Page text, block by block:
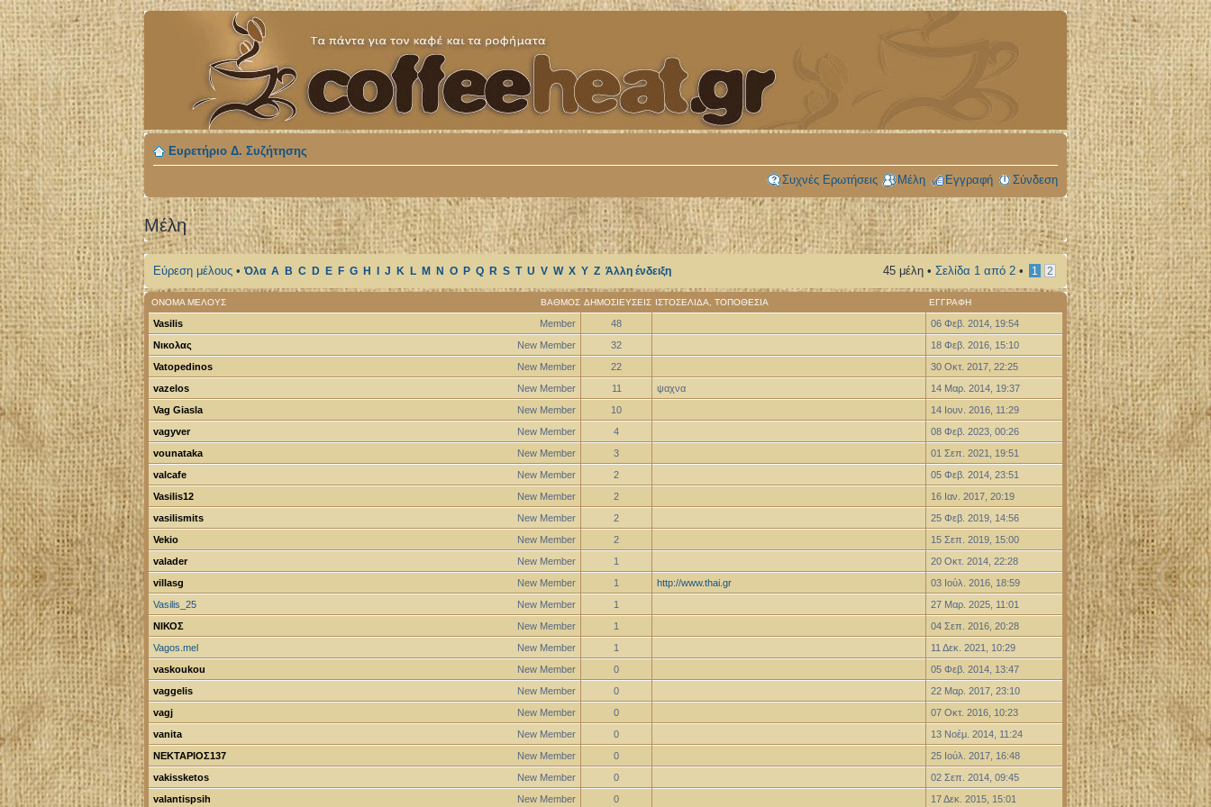
Ευρετήριο Δ. Συζήτησης
Συχνές Ερωτήσεις Μέλη Εγγραφή Σύνδεση
Μέλη
Εύρεση μέλους •Όλα A B C D E F G H J K L M N O P Q R S T U V W X Y Z Άλλη ένδειξη 45 μέλη • Σελίδα 1 από 2 • 1 2
ΒΑΘΜΌΣ
ΌΝΟΜΑ ΜΈΛΟΥΣ ΔΗΜΟΣΙΕΎΣΕΙΣ ΙΣΤΟΣΕΛΊΔΑ ΤΟΠΟΘΕΣΊΑ ΕΓΓΡΑΦΉ
Member
Vasilis 48
06 Φεβ. 2014, 19:54
New Member
Νικολας 32
18 Φεβ. 2016, 15:10
New Member
Vatopedinos 22
30 Οκτ. 2017, 22:25
New Member
vazelos 11 ψαχνα
14 Μαρ. 2014, 19:37
New Member
Vag Giasla 10
14 Ιουν. 2016, 11:29
New Member
vagyver 4
08 Φεβ. 2023, 00:26
New Member
vounataka 3
01 Σεπ. 2021, 19:51
New Member
valcafe 2
05 Φεβ. 2014, 23:51
New Member
Vasilis12 2
16 Ιαν. 2017, 20:19
New Member
vasilismits 2
25 Φεβ. 2019, 14:56
New Member
Vekio 2
15 Σεπ. 2019, 15:00
New Member
valader 1
20 Οκτ. 2014, 22:28
New Member
villasg 1 http://www.thai.gr
03 Ιούλ. 2016, 18:59
New Member
Vasilis_25 1
27 Μαρ. 2025, 11:01
New Member
ΝΙΚΟΣ 1
04 Σεπ. 2016, 20:28
New Member
Vagos.mel 1
11 Δεκ. 2021, 10:29
New Member
vaskoukou 0
05 Φεβ. 2014, 13:47
New Member
vaggelis 0
22 Μαρ. 2017, 23:10
New Member
vagj 0
07 Οκτ. 2016, 10:23
New Member
vanita 0
13 Νοέμ. 2014, 11:24
New Member
ΝΕΚΤΑΡΙΟΣ137 0
25 Ιούλ. 2017, 16:48
New Member
vakissketos 0
02 Σεπ. 2014, 09:45
New Member
valantispsih 0 17 Δεκ. 2015, 15:01